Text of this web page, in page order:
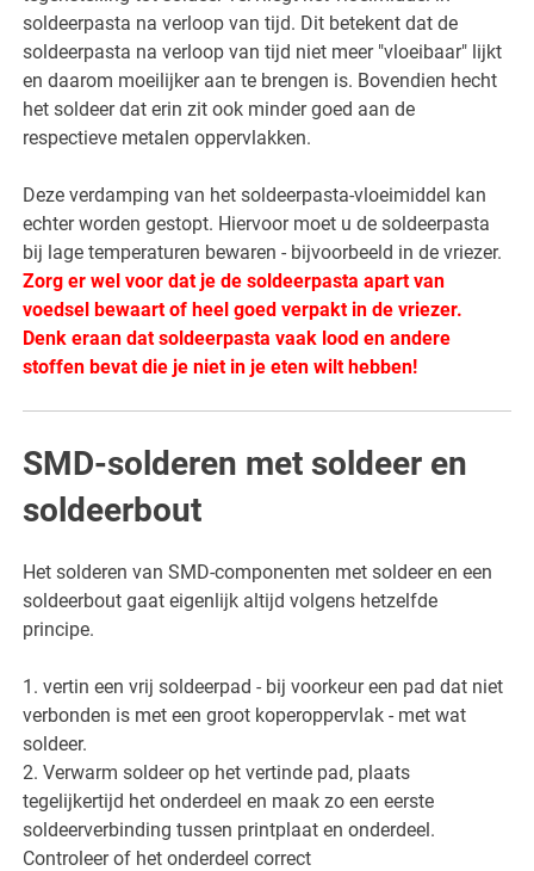
soldeerpasta na verloop van tijd. Dit betekent dat de
soldeerpasta na verloop van tijd niet meer "vloeibaar" lijkt
en daarom moeilijker aan te brengen is. Bovendien hecht
het soldeer dat erin zit ook minder goed aan de
respectieve metalen oppervlakken.
Deze verdamping van het soldeerpasta-vloeimiddel kan
echter worden gestopt. Hiervoor moet u de soldeerpasta
bij lage temperaturen bewaren - bijvoorbeeld in de vriezer.
Zorg er wel voor dat je de soldeerpasta apart van
voedsel bewaart of heel goed verpakt in de vriezer.
Denk eraan dat soldeerpasta vaak lood en andere
stoffen bevat die je niet in je eten wilt hebben!
SMD-solderen met soldeer en
soldeerbout
Het solderen van SMD-componenten met soldeer en een
soldeerbout gaat eigenlijk altijd volgens hetzelfde
principe.
1. vertin een vrij soldeerpad - bij voorkeur een pad dat niet
verbonden is met een groot koperoppervlak - met wat
soldeer.
2. Verwarm soldeer op het vertinde pad, plaats
tegelijkertijd het onderdeel en maak zo een eerste
soldeerverbinding tussen printplaat en onderdeel.
Controleer of het onderdeel correct